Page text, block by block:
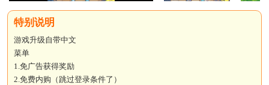
游戏升级自带中文
菜单
1.免广告获得奖励
2.免费内购（跳过登录条件了）